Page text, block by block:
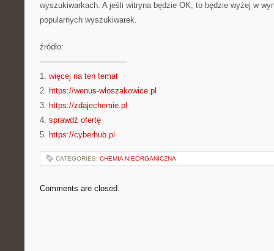
wyszukiwarkach. A jeśli witryna będzie OK, to będzie wyżej w
popularnych wyszukiwarek.
źródło:
———————————
1. więcej na ten temat
2. https://wenus-wloszakowice.pl
3. https://zdajechemie.pl
4. sprawdź ofertę
5. https://cyberhub.pl
CATEGORIES: CHEMIA NIEORGANICZNA
Comments are closed.